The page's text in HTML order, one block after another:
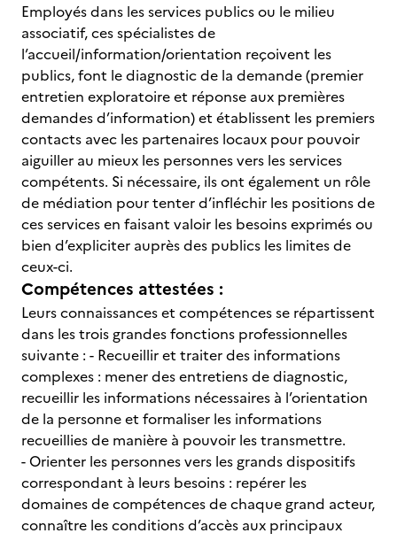
Employés dans les services publics ou le milieu
associatif, ces spécialistes de
l’accueil/information/orientation reçoivent les
publics, font le diagnostic de la demande (premier
entretien exploratoire et réponse aux premières
demandes d’information) et établissent les premiers
contacts avec les partenaires locaux pour pouvoir
aiguiller au mieux les personnes vers les services
compétents. Si nécessaire, ils ont également un rôle
de médiation pour tenter d’infléchir les positions de
ces services en faisant valoir les besoins exprimés ou
bien d’expliciter auprès des publics les limites de
ceux-ci.
Compétences attestées :
Leurs connaissances et compétences se répartissent
dans les trois grandes fonctions professionnelles
suivante : - Recueillir et traiter des informations
complexes : mener des entretiens de diagnostic,
recueillir les informations nécessaires à l’orientation
de la personne et formaliser les informations
recueillies de manière à pouvoir les transmettre.
- Orienter les personnes vers les grands dispositifs
correspondant à leurs besoins : repérer les
domaines de compétences de chaque grand acteur,
connaître les conditions d’accès aux principaux